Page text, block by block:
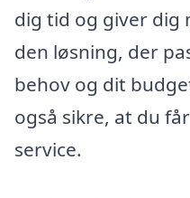
dig tid og giver
den løsning, der
behov og dit
også sikre, at du
service.